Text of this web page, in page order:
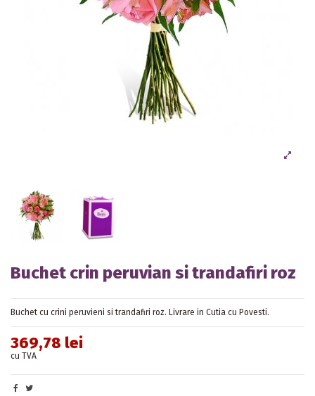
Buchet crin peruvian si trandafiri roz
Buchet cu crini peruvieni si trandafiri roz. Livrare in Cutia cu Povesti.
369,78 lei
cu TVA